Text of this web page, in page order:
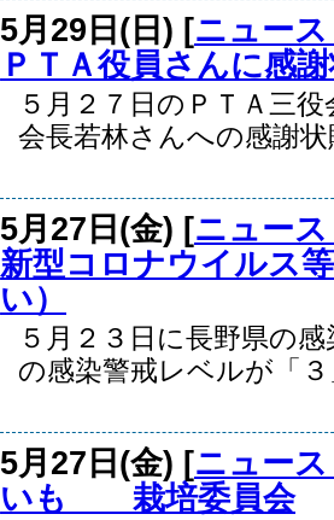
5月29日(日) [ニュー
ＰＴＡ役員さんに感
５月２７日のＰＴＡ三
会長若林さんへの感謝状
5月27日(金) [ニュー
新型コロナウイルス
い）
５月２３日に長野県の
の感染警戒レベルが「３
5月27日(金) [ニュー
いも 栽培委員会